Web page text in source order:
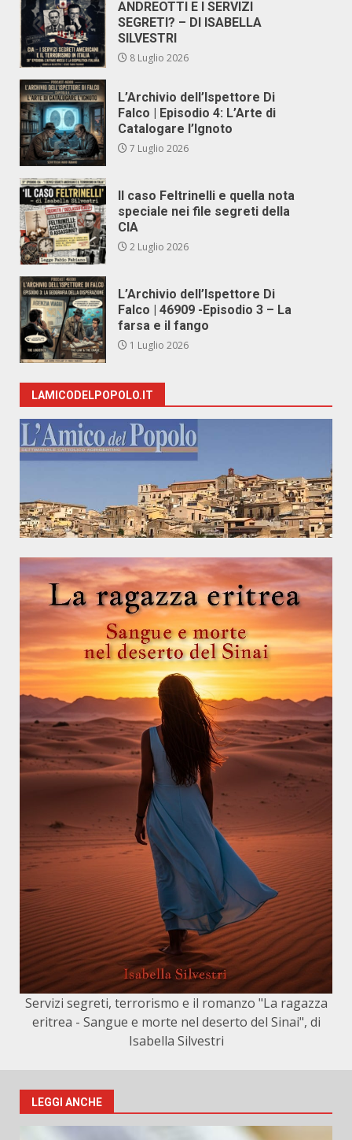
ANDREOTTI E I SERVIZI
SEGRETI? – DI ISABELLA
SILVESTRI
8 Luglio 2026
L’Archivio dell’Ispettore Di
Falco | Episodio 4: L’Arte di
Catalogare l’Ignoto
7 Luglio 2026
Il caso Feltrinelli e quella nota
speciale nei file segreti della
CIA
2 Luglio 2026
L’Archivio dell’Ispettore Di
Falco | 46909 -Episodio 3 – La
farsa e il fango
1 Luglio 2026
LAMICODELPOPOLO.IT
Servizi segreti, terrorismo e il romanzo "La ragazza
eritrea - Sangue e morte nel deserto del Sinai", di
Isabella Silvestri
LEGGI ANCHE